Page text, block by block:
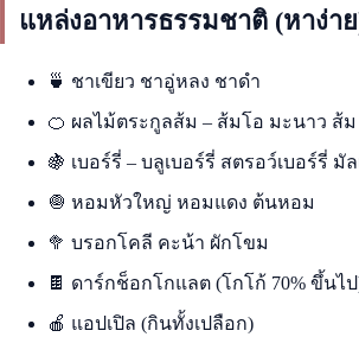
แหล่งอาหารธรรมชาติ (หาง่า
🍵 ชาเขียว ชาอู่หลง ชาดำ
🍊 ผลไม้ตระกูลส้ม – ส้มโอ มะนาว ส้ม
🍇 เบอร์รี่ – บลูเบอร์รี่ สตรอว์เบอร์รี่ มั
🧅 หอมหัวใหญ่ หอมแดง ต้นหอม
🥦 บรอกโคลี คะน้า ผักโขม
🍫 ดาร์กช็อกโกแลต (โกโก้ 70% ขึ้นไ
🍎 แอปเปิล (กินทั้งเปลือก)